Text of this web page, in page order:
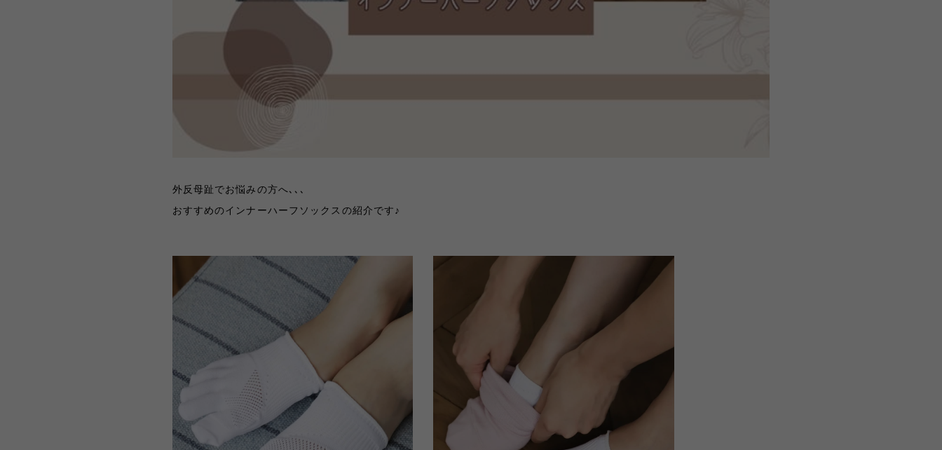
外反母趾でお悩みの方へ､､､
おすすめのインナーハーフソックスの紹介です♪